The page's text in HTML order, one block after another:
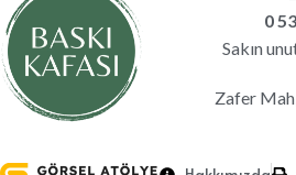
0
Sakın
Zafer